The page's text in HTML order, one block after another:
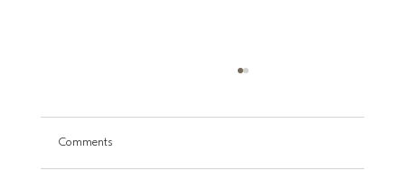
Comments